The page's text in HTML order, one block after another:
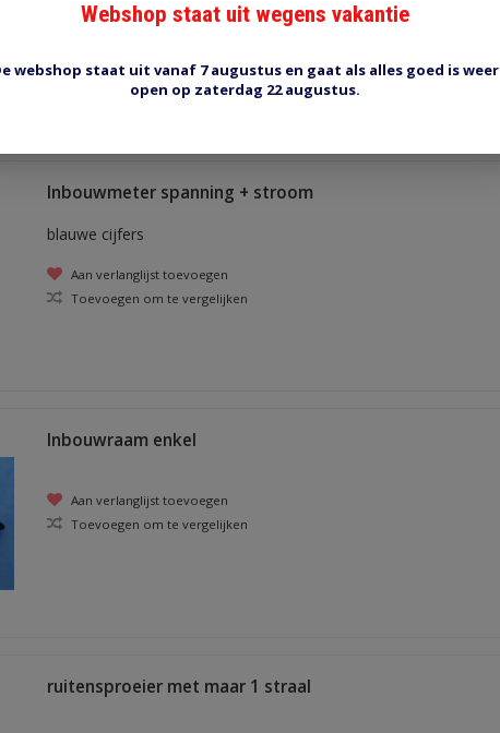
Aan verlanglijst toevoegen
Inbouwmeter spanning + stroom
blauwe cijfers
Aan verlanglijst toevoegen
Toevoegen om te vergelijken
Inbouwraam enkel
Aan verlanglijst toevoegen
Toevoegen om te vergelijken
ruitensproeier met maar 1 straal
Webshop staat uit wegens vakantie
webshop staat uit vanaf 7 augustus en gaat als alles goed is weer
open op zaterdag 22 augustus.